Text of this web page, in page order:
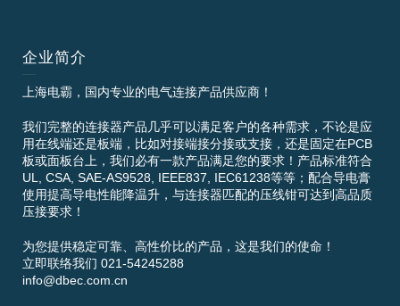
企业简介
上海电霸，国内专业的电气连接产品供应商！
我们完整的连接器产品几乎可以满足客户的各种需求，不论是应
用在线端还是板端，比如对接端接分接或支接，还是固定在PCB
板或面板台上，我们必有一款产品满足您的要求！产品标准符合
UL, CSA, SAE-AS9528, IEEE837, IEC61238等等；配合导电膏
使用提高导电性能降温升，与连接器匹配的压线钳可达到高品质
压接要求！
为您提供稳定可靠、高性价比的产品，这是我们的使命！
立即联络我们 021-54245288
info@dbec.com.cn